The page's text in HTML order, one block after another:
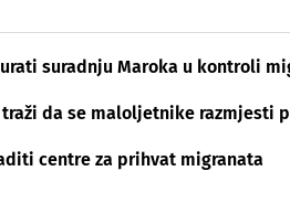
suradnju Maroka u kontroli
da se maloljetnike razmjesti
centre za prihvat migranata